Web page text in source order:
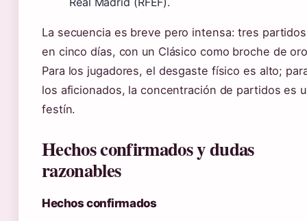
La secuencia es breve pero intensa: tres partidos
en cinco días, con un Clásico como broche de
Para los jugadores, el desgaste físico es alto;
los aficionados, la concentración de partidos es
festín.
Hechos confirmados y dudas
razonables
Hechos confirmados